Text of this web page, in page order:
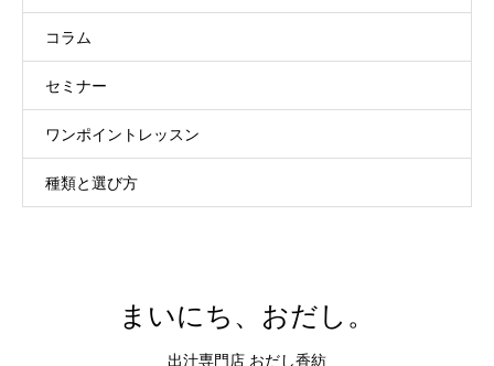
コラム
セミナー
ワンポイントレッスン
種類と選び方
まいにち、おだし。
出汁専門店 おだし香紡